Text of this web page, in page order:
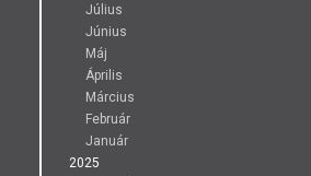
Július
Június
Máj
Április
Március
Február
Január
2025